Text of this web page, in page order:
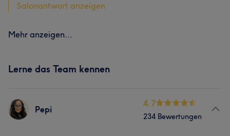
Salonantwort anzeigen
Mehr anzeigen...
Lerne das Team kennen
Pepi
4.7
234 Bewertungen